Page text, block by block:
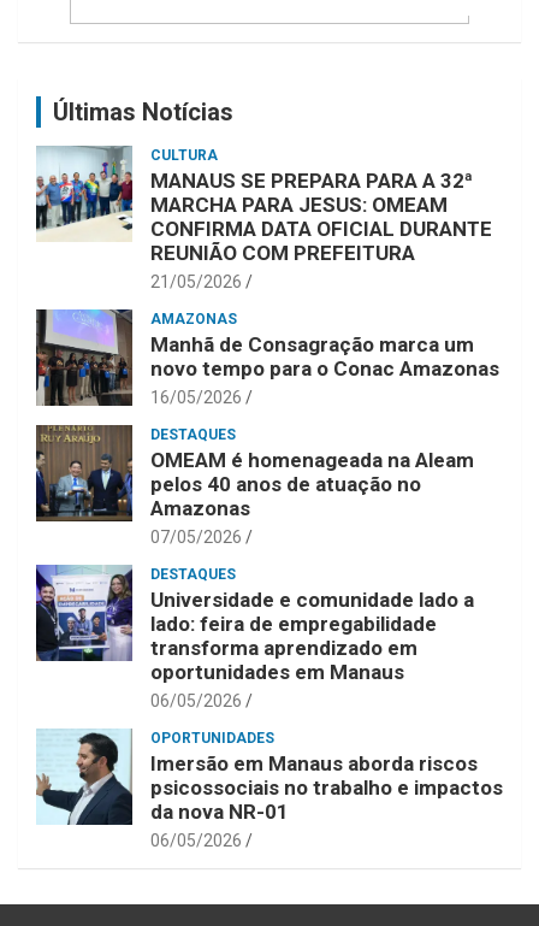
Últimas Notícias
CULTURA
MANAUS SE PREPARA PARA A 32ª
MARCHA PARA JESUS: OMEAM
CONFIRMA DATA OFICIAL DURANTE
REUNIÃO COM PREFEITURA
21/05/2026
AMAZONAS
Manhã de Consagração marca um
novo tempo para o Conac Amazonas
16/05/2026
DESTAQUES
OMEAM é homenageada na Aleam
pelos 40 anos de atuação no
Amazonas
07/05/2026
DESTAQUES
Universidade e comunidade lado a
lado: feira de empregabilidade
transforma aprendizado em
oportunidades em Manaus
06/05/2026
OPORTUNIDADES
Imersão em Manaus aborda riscos
psicossociais no trabalho e impactos
da nova NR-01
06/05/2026